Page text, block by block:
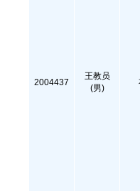
2004437
王教员
(男)